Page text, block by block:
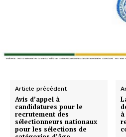
Article précédent
Avis d’appel à
candidatures pour le
recrutement des
sélectionneurs nationaux
pour les sélections de